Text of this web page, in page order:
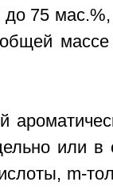
до 75
массе
или в
m-